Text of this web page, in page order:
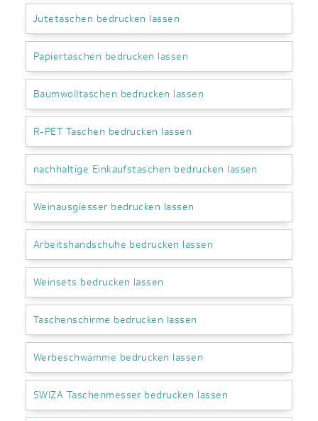
Jutetaschen bedrucken lassen
Papiertaschen bedrucken lassen
Baumwolltaschen bedrucken lassen
R-PET Taschen bedrucken lassen
nachhaltige Einkaufstaschen bedrucken lassen
Weinausgiesser bedrucken lassen
Arbeitshandschuhe bedrucken lassen
Weinsets bedrucken lassen
Taschenschirme bedrucken lassen
Werbeschwämme bedrucken lassen
SWIZA Taschenmesser bedrucken lassen